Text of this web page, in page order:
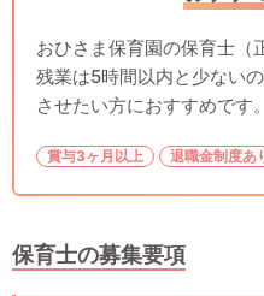
おひさま保育園の保育士（
残業は5時間以内と少ない
させたい方におすすめです。
賞与3ヶ月以上 退職金制度あ
保育士の募集要項